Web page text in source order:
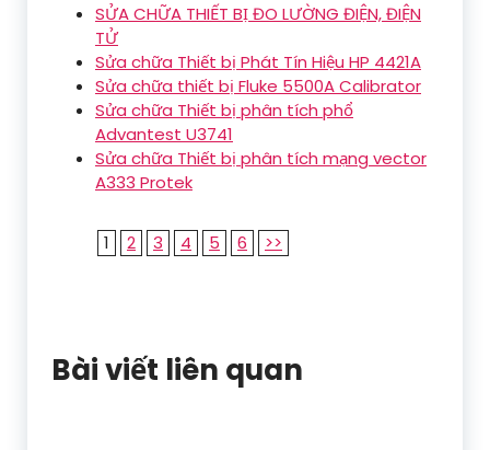
SỬA CHỮA THIẾT BỊ ĐO LƯỜNG ĐIỆN, ĐIỆN
TỬ
Sửa chữa Thiết bị Phát Tín Hiệu HP 4421A
Sửa chữa thiết bị Fluke 5500A Calibrator
Sửa chữa Thiết bị phân tích phổ
Advantest U3741
Sửa chữa Thiết bị phân tích mạng vector
A333 Protek
1 2 3 4 5 6 >>
Bài viết liên quan